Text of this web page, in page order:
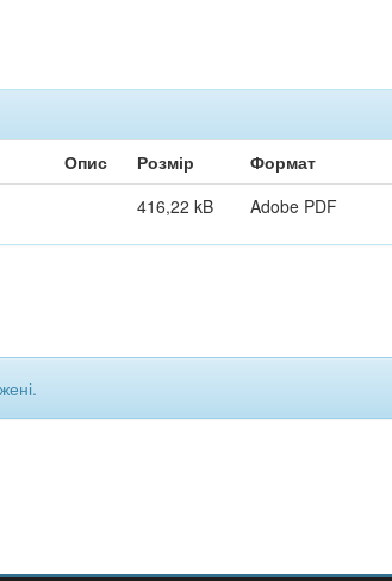
Опис Розмір
Формат
416,22 kB Adobe PDF